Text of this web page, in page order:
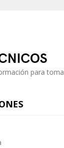
para